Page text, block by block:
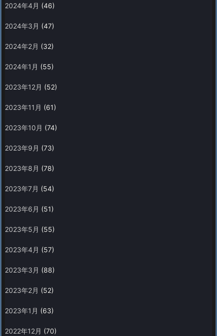
2024年4月 (46)
2024年3月 (47)
2024年2月 (32)
2024年1月 (55)
2023年12月 (52)
2023年11月 (61)
2023年10月 (74)
2023年9月 (73)
2023年8月 (78)
2023年7月 (54)
2023年6月 (51)
2023年5月 (55)
2023年4月 (57)
2023年3月 (88)
2023年2月 (52)
2023年1月 (63)
2022年12月 (70)